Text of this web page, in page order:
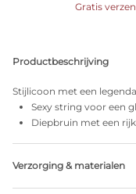
Gratis
Productbeschrijving
Stijlicoon met een
Sexy string voor een
Diepbruin met een
Verzorging & materialen